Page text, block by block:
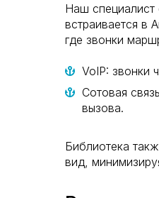
Наш специалист
встраивается в
где звонки
VoIP: звонки
Сотовая
вызова.
Библиотека
вид,